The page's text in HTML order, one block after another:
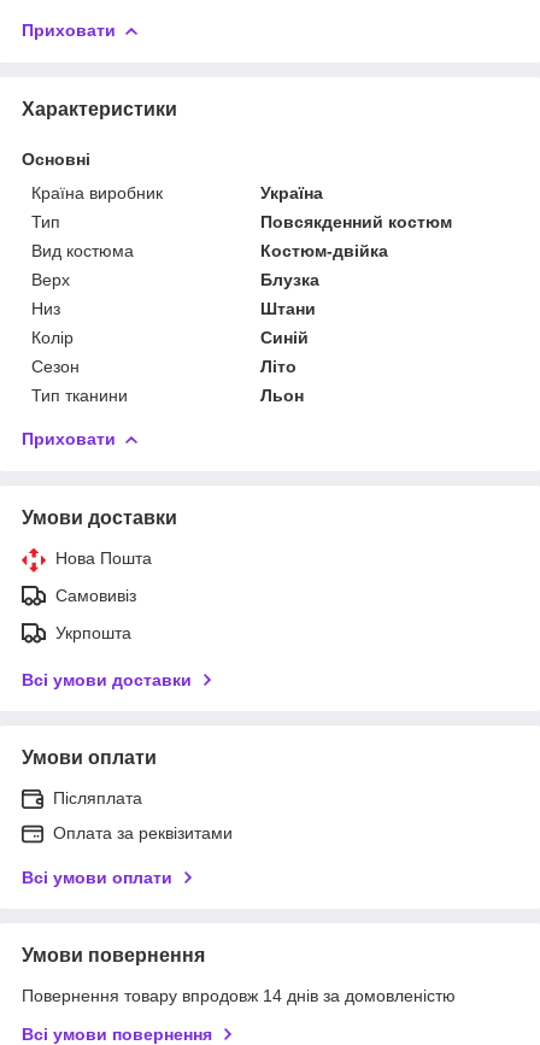
Приховати
Характеристики
Основні
Країна виробник
Україна
Тип
Повсякденний костюм
Вид костюма
Костюм-двійка
Верх
Блузка
Низ
Штани
Колір
Синій
Сезон
Літо
Тип тканини
Льон
Приховати
Умови доставки
Нова Пошта
Самовивіз
Укрпошта
Всі умови доставки
Умови оплати
Післяплата
Оплата за реквізитами
Всі умови оплати
Умови повернення
Повернення товару впродовж 14 днів за домовленістю
Всі умови повернення